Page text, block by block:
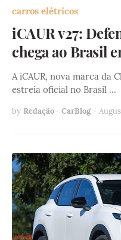
carros elétricos
iCAUR v27:
chega ao Brasil
A iCAUR, nova marca da
estreia oficial no Brasil …
by Redação - CarBlog -